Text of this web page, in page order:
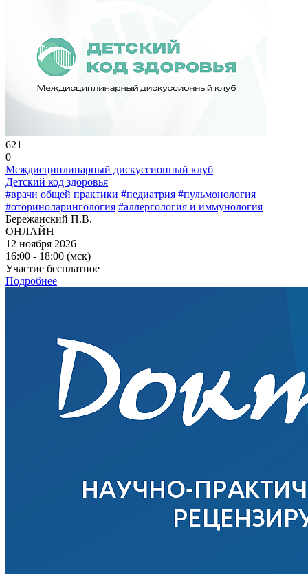
621
0
Междисциплинарный дискуссионный клуб
Детский код здоровья
#врачи общей практики #педиатрия #пульмонология
#оториноларингология #аллергология и иммунология
Бережанский П.В.
ОНЛАЙН
12 ноября 2026
16:00 - 18:00 (мск)
Участие бесплатное
Подробнее